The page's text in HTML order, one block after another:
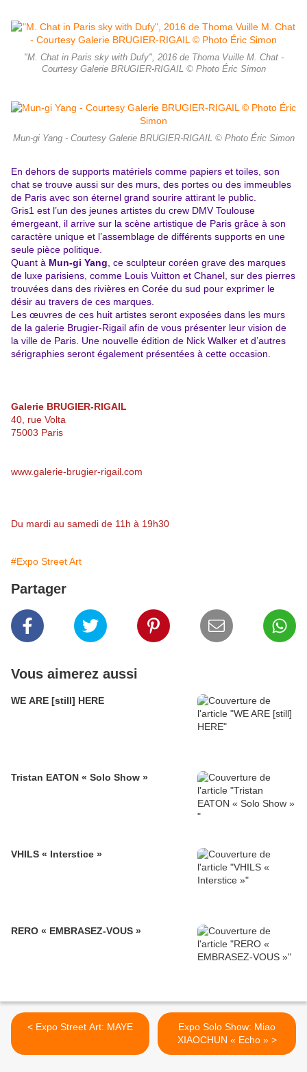
"M. Chat in Paris sky with Dufy", 2016 de Thoma Vuille M. Chat -
Courtesy Galerie BRUGIER-RIGAIL © Photo Éric Simon
Mun-gi Yang - Courtesy Galerie BRUGIER-RIGAIL © Photo Éric Simon
En dehors de supports matériels comme papiers et toiles, son
chat se trouve aussi sur des murs, des portes ou des immeubles
de Paris avec son éternel grand sourire attirant le public.
Gris1 est l’un des jeunes artistes du crew DMV Toulouse
émergeant, il arrive sur la scène artistique de Paris grâce à son
caractère unique et l’assemblage de différents supports en une
seule pièce politique.
Quant à Mun-gi Yang , ce sculpteur coréen grave des marques
de luxe parisiens, comme Louis Vuitton et Chanel, sur des pierres
trouvées dans des rivières en Corée du sud pour exprimer le
désir au travers de ces marques.
Les œuvres de ces huit artistes seront exposées dans les murs
de la galerie Brugier-Rigail afin de vous présenter leur vision de
la ville de Paris. Une nouvelle édition de Nick Walker et d’autres
sérigraphies seront également présentées à cette occasion.
Galerie BRUGIER-RIGAIL
40, rue Volta
75003 Paris
www.galerie-brugier-rigail.com
Du mardi au samedi de 11h à 19h30
#Expo Street Art
Partager
Vous aimerez aussi
WE ARE [still] HERE
Tristan EATON « Solo Show »
VHILS « Interstice »
RERO « EMBRASEZ-VOUS »
< Expo Street Art: MAYE
Expo Solo Show: Miao
XIAOCHUN « Echo » >